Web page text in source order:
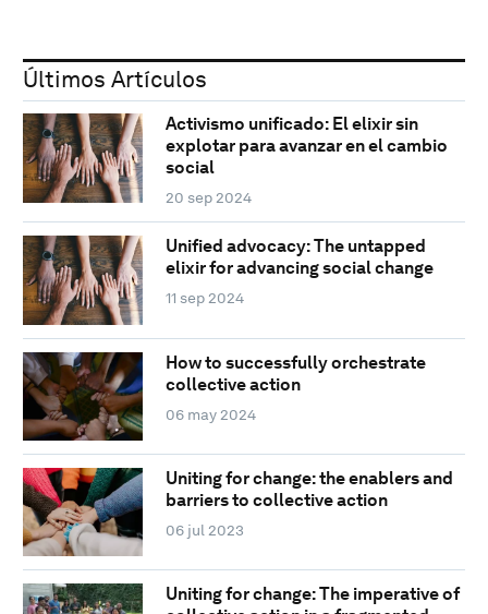
Últimos Artículos
Activismo unificado: El elixir sin
explotar para avanzar en el cambio
social
20 sep 2024
Unified advocacy: The untapped
elixir for advancing social change
11 sep 2024
How to successfully orchestrate
collective action
06 may 2024
Uniting for change: the enablers and
barriers to collective action
06 jul 2023
Uniting for change: The imperative of